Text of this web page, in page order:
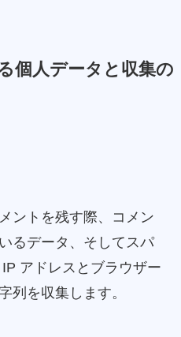
個人データと収集の
ントを残す際、コメン
るデータ、そしてスパ
アドレスとブラウザー
列を収集します。